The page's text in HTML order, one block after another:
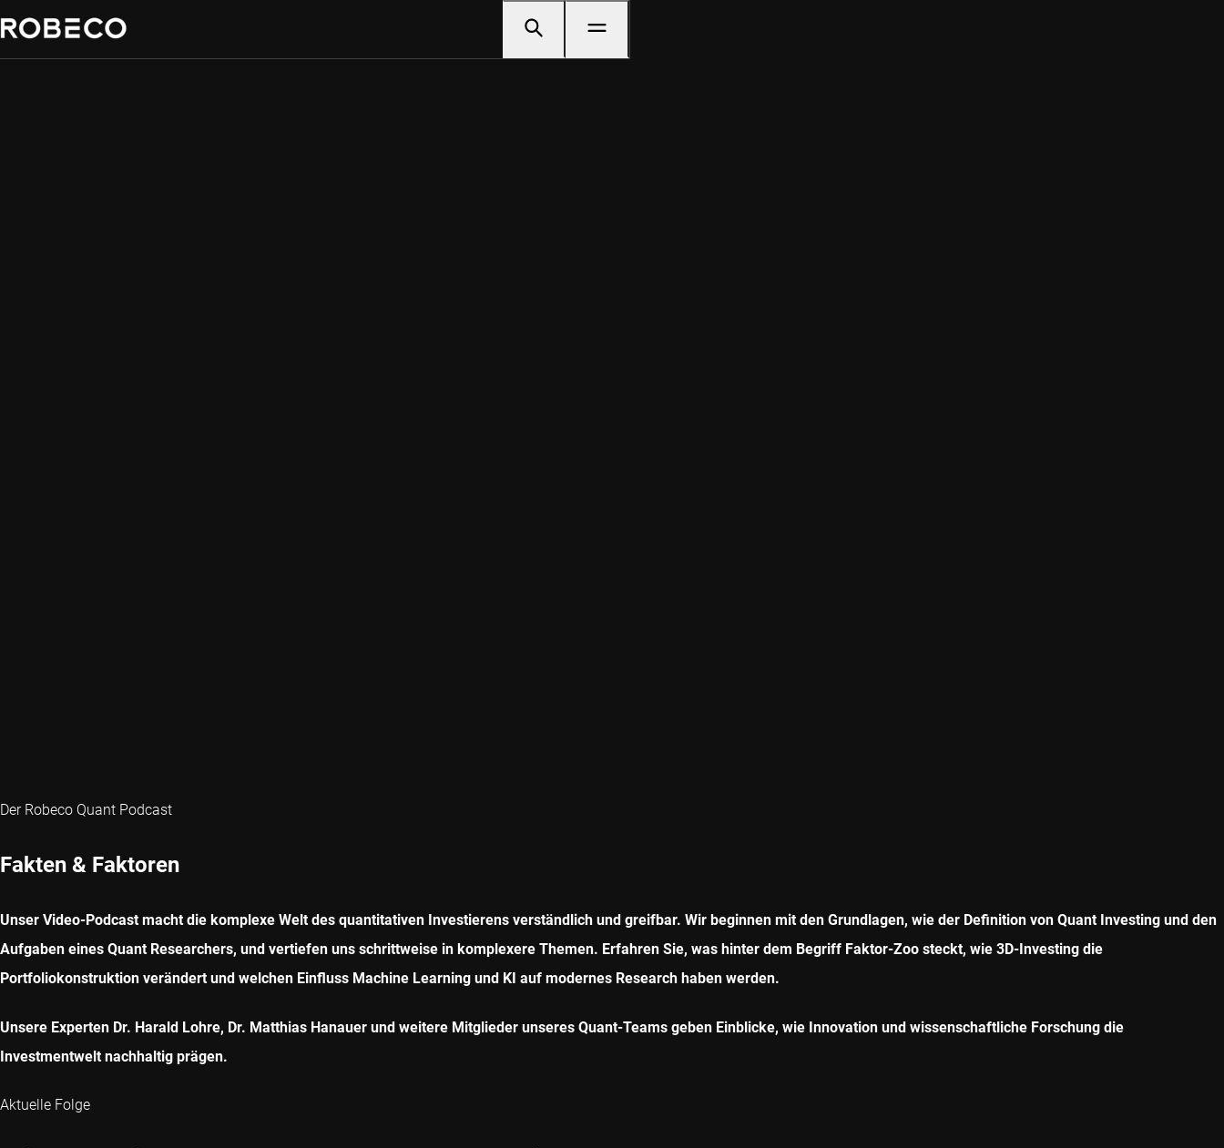
Der Robeco Quant Podcast
Fakten & Faktoren
Unser Video-Podcast macht die komplexe Welt des quantitativen Investierens verständlich und greifbar. Wir beginnen mit den Grundlagen, wie der Definition von Quant Investing und den
Aufgaben eines Quant Researchers, und vertiefen uns schrittweise in komplexere Themen. Erfahren Sie, was hinter dem Begriff Faktor-Zoo steckt, wie 3D-Investing die
Portfoliokonstruktion verändert und welchen Einfluss Machine Learning und KI auf modernes Research haben werden.
Unsere Experten Dr. Harald Lohre, Dr. Matthias Hanauer und weitere Mitglieder unseres Quant-Teams geben Einblicke, wie Innovation und wissenschaftliche Forschung die
Investmentwelt nachhaltig prägen.
Aktuelle Folge